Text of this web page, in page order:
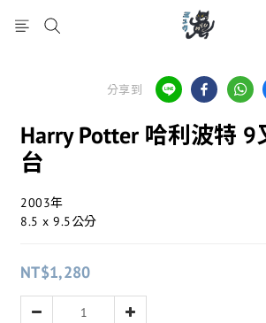
分享到
Harry Potter 哈利波特 9
台
2003年
8.5 x 9.5公分
NT$1,280